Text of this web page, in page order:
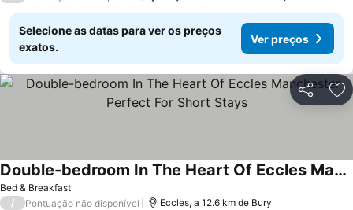
Selecione as datas para ver os preços
exatos.
Ver preços
Partilhar
Bed & Breakfast
Double-bedroom In The Heart Of Eccles Manchester Perfect For Short Stays
/ Pontuação não disponível Eccles, a 12.6 km de Bury